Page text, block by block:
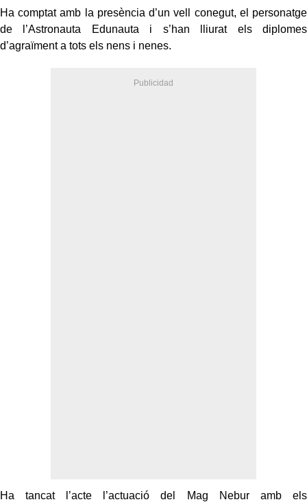
Ha comptat amb la presència d’un vell conegut, el personatge
de l’Astronauta Edunauta i s’han lliurat els diplomes
d’agraïment a tots els nens i nenes.
Ha tancat l’acte l’actuació del Mag Nebur amb els